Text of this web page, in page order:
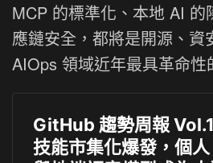
MCP 的標準化、本地 AI
應鏈安全，都將是開源、資
AIOps 領域近年最具革命性